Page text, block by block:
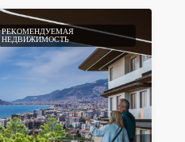
РЕКОМЕНДУЕМАЯ
НЕДВИЖИМОСТЬ